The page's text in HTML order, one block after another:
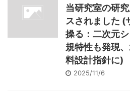
当研究室の研
スされました (
操る：二次元
規特性も発現
料設計指針に)
2025/11/6